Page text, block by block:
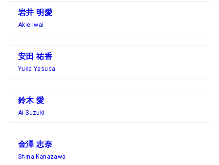
岩井 明愛
Akie Iwai
安田 祐香
Yuka Yasuda
鈴木 愛
Ai Suzuki
金澤 志奈
Shina Kanazawa